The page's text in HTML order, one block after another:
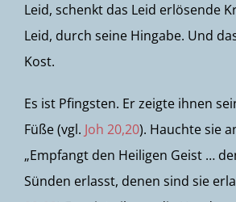
Leid, schenkt das Leid erlösende
Leid, durch seine Hingabe. Und
Kost.
Es ist Pfingsten. Er zeigte ihnen
Füße (vgl. Joh 20,20). Hauchte sie
„Empfangt den Heiligen Geist …
Sünden erlasst, denen sind sie